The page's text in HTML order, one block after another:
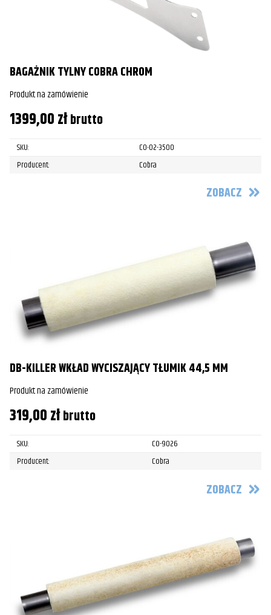
BAGAŻNIK TYLNY COBRA CHROM
Produkt na zamówienie
1399,00złbrutto
SKU:
CO-02-3500
Producent:
Cobra
ZOBACZ
DB-KILLER WKŁAD WYCISZAJĄCY TŁUMIK 44,5 MM
Produkt na zamówienie
319,00złbrutto
SKU:
CO-9026
Producent:
Cobra
ZOBACZ